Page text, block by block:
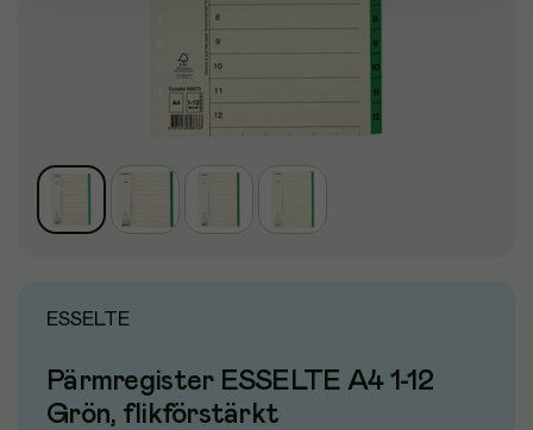
ESSELTE
Pärmregister ESSELTE A4 1-12
Grön, flikförstärkt